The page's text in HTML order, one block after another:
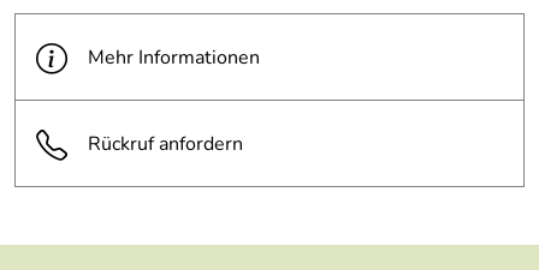
Mehr Informationen
Rückruf anfordern